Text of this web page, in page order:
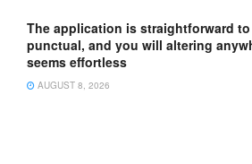
The application is straightforward
punctual, and you will altering
seems effortless
AUGUST 8, 2026